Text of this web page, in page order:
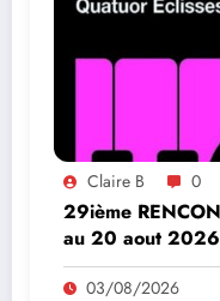
Claire B 0
29ième
au 20 aout 2026
03/08/2026